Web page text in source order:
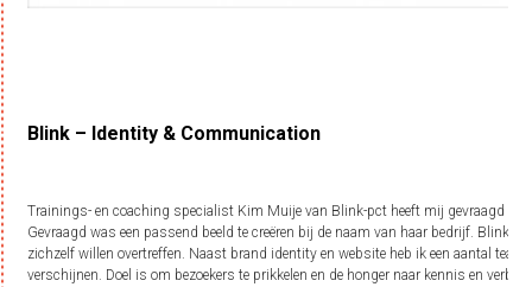
Blink – Identity & Communication
Trainings- en coaching specialist Kim Muije van Blink-pct heeft mij gevraagd
Gevraagd was een passend beeld te creëren bij de naam van haar bedrijf. Blink
zichzelf willen overtreffen. Naast brand identity en website heb ik een aantal
verschijnen. Doel is om bezoekers te prikkelen en de honger naar kennis en